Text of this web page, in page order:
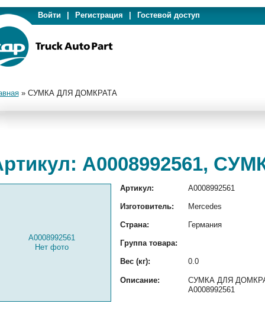
Войти Регистрация Гостевой доступ
» СУМКА ДЛЯ ДОМКРАТА
A0008992561,
A0008992561
Нет фото
Артикул: A0008992561
Изготовитель: Mercedes
Страна: Германия
Группа товара:
Вес (кг): 0.0
Описание:
СУМКА ДЛЯ
A0008992561